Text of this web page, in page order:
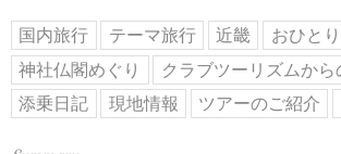
国内旅行 テーマ旅行 近畿
おひと
神社仏閣めぐり
クラブツーリズムから
添乗日記
現地情報 ツアーのご紹介